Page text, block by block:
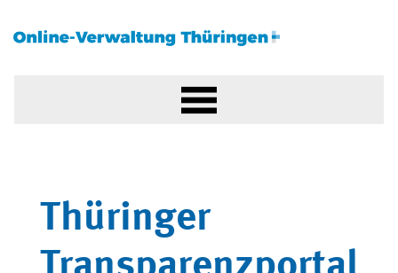
Thüringer